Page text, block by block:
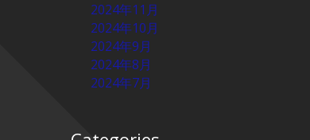
2024年11月
2024年10月
2024年9月
2024年8月
2024年7月